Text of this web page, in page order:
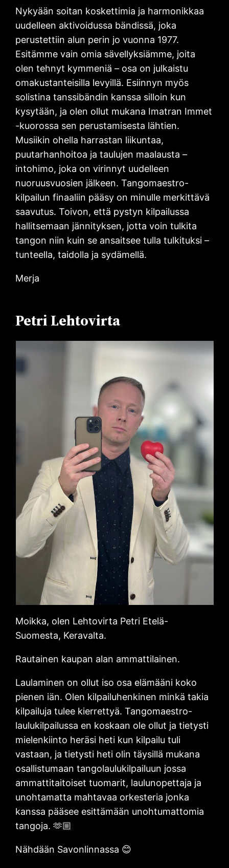
Nykyään soitan koskettimia ja harmonikkaa
uudelleen aktivoidussa bändissä, joka
perustettiin alun perin jo vuonna 1977.
Esitämme vain omia sävellyksiämme, joita
olen tehnyt kymmeniä – osa on julkaistu
omakustanteisilla levyillä. Esiinnyn myös
solistina tanssibändin kanssa silloin kun
kysytään, ja olen ollut mukana Imatran Immet
-kuorossa sen perustamisesta lähtien.
Musiikin ohella harrastan liikuntaa,
puutarhanhoitoa ja taulujen maalausta –
intohimo, joka on virinnyt uudelleen
nuoruusvuosien jälkeen. Tangomaestro-
kilpailun finaaliin pääsy on minulle merkittävä
saavutus. Toivon, että pystyn kilpailussa
hallitsemaan jännityksen, jotta voin tulkita
tangon niin kuin se ansaitsee tulla tulkituksi –
tunteella, taidolla ja sydämellä.
Merja
Petri Lehtovirta
Moikka, olen Lehtovirta Petri Etelä-
Suomesta, Keravalta.
Rautainen kaupan alan ammattilainen.
Laulaminen on ollut iso osa elämääni koko
pienen iän. Olen kilpailuhenkinen minkä takia
kilpailuja tulee kierrettyä. Tangomaestro-
laulukilpailussa en koskaan ole ollut ja tietysti
mielenkiinto heräsi heti kun kilpailu tuli
vastaan, ja tietysti heti olin täysillä mukana
osallistumaan tangolaulukilpailuun jossa
ammattitaitoiset tuomarit, laulunopettaja ja
unohtamatta mahtavaa orkesteria jonka
kanssa pääsee esittämään unohtumattomia
tangoja. 🫶🏼
Nähdään Savonlinnassa 😊